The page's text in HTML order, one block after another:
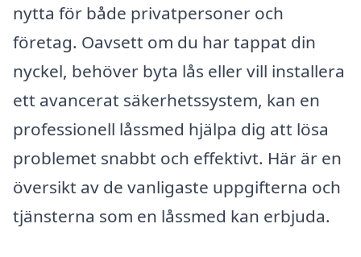
nytta för både privatpersoner och
företag. Oavsett om du har tappat din
nyckel, behöver byta lås eller vill installera
ett avancerat säkerhetssystem, kan en
professionell låssmed hjälpa dig att lösa
problemet snabbt och effektivt. Här är en
översikt av de vanligaste uppgifterna och
tjänsterna som en låssmed kan erbjuda.